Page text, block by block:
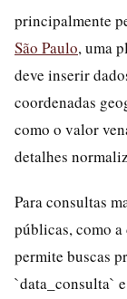
principalmente
São Paulo, uma
deve inserir
coordenadas
como o valor
detalhes
Para consultas
públicas, como
permite buscas
`data_consulta`